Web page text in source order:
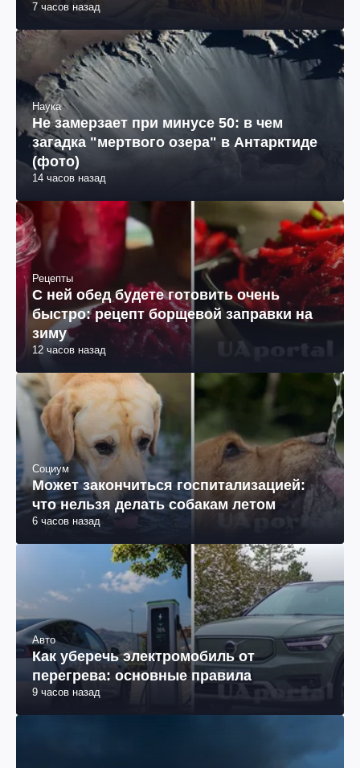
7 часов назад
Наука
Не замерзает при минусе 50: в чем
загадка "мертвого озера" в Антарктиде
(фото)
14 часов назад
Рецепты
С ней обед будете готовить очень
быстро: рецепт борщевой заправки на
зиму
12 часов назад
Социум
Может закончиться госпитализацией:
что нельзя делать собакам летом
6 часов назад
Авто
Как уберечь электромобиль от
перегрева: основные правила
9 часов назад